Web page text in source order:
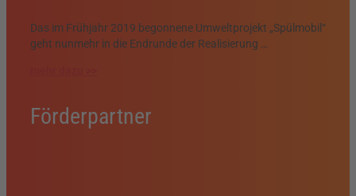
Das im Frühjahr 2019 begonnene Umweltprojekt „Spülmobil“
geht nunmehr in die Endrunde der Realisierung …
Förderpartner